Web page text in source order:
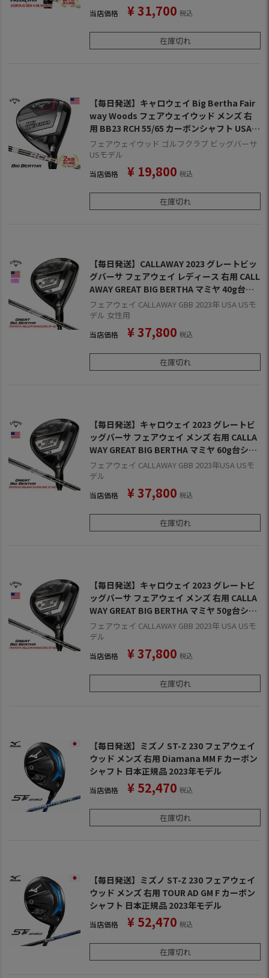
当店価格 ¥31,700 税込
在庫切れ
【毎日発送】キャロウェイ Big Bertha Fair
way Woods フェアウェイウッド メンズ 右
用 BB23 RCH 55/65 カーボンシャフト USA直
輸入品 2023年モデル
フェアウェイウッド ゴルフクラブ ビッグバーサ
USモデル
当店価格 ¥ 19,800 税込
在庫切れ
【毎日発送】CALLAWAY 2023 グレートビッ
グバーサ フェアウェイ レディース 右用 CALL
AWAY GREAT BIG BERTHA マミヤ 40g台シ
ャフト USA直輸入品【上半期SALE】
フェアウェイ CALLAWAY GBB 2023年 USA USモ
デル 女性用
当店価格 ¥37,800 税込
在庫切れ
【毎日発送】キャロウェイ 2023 グレートビ
ッグバーサ フェアウェイ メンズ 右用 CALLA
WAY GREAT BIG BERTHA マミヤ 60g台シャ
フト USA直輸入品【上半期SALE】
フェアウェイ CALLAWAY GBB 2023年USA USモ
デル
当店価格 ¥37,800 税込
在庫切れ
【毎日発送】キャロウェイ 2023 グレートビ
ッグバーサ フェアウェイ メンズ 右用 CALLA
WAY GREAT BIG BERTHA マミヤ 50g台シャ
フト USA直輸入品【上半期SALE】
フェアウェイ CALLAWAY GBB 2023年 USA USモ
デル
当店価格 ¥37,800 税込
在庫切れ
【毎日発送】ミズノ ST-Z 230 フェアウェイ
ウッド メンズ 右用 Diamana MM F カーボン
シャフト 日本正規品 2023年モデル
当店価格 ¥ 52,470 税込
在庫切れ
【毎日発送】ミズノ ST-Z 230 フェアウェイ
ウッド メンズ 右用 TOUR AD GM F カーボン
シャフト 日本正規品 2023年モデル
当店価格 ¥ 52,470 税込
在庫切れ